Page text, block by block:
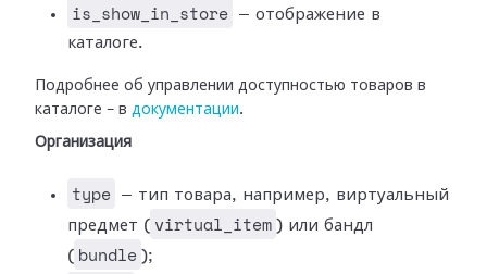
is_show_in_store
— отображение в
каталоге.
Подробнее об управлении доступностью товаров в
каталоге – в документации.
Организация
type
— тип товара, например, виртуальный
предмет ( virtual_item ) или бандл
( bundle );